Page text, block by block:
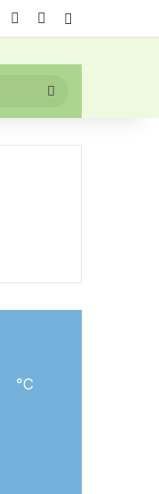
Facebook YouTube
Rechercher
℃